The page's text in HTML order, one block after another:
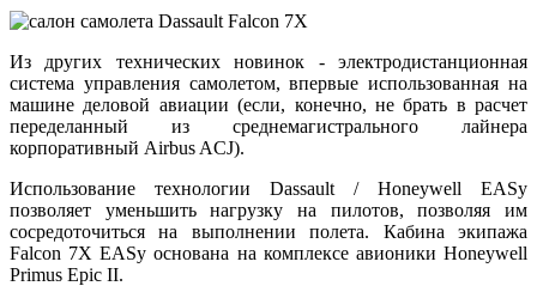
Из других технических новинок - электродистанционная
система управления самолетом, впервые использованная на
машине деловой авиации (если, конечно, не брать в расчет
переделанный из среднемагистрального лайнера
корпоративный Airbus ACJ).
Использование технологии Dassault / Honeywell EASy
позволяет уменьшить нагрузку на пилотов, позволяя им
сосредоточиться на выполнении полета. Кабина экипажа
Falcon 7X EASy основана на комплексе авионики Honeywell
Primus Epic II.